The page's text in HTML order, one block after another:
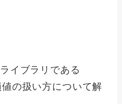
イブラリである
の扱い方について解